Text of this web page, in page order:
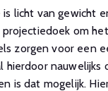
licht van gewicht
om
zorgen voor een
hierdoor
is dat mogelijk.